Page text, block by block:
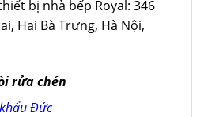
bị nhà bếp Royal: 346
Hai Bà Trưng, Hà Nội,
rửa chén
Đức